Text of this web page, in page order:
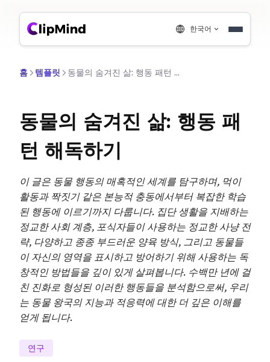
한국어
홈 템플릿 동물의 숨겨진 삶: 행동 패턴 해독하기
동물의 숨겨진 삶: 행동 패
턴 해독하기
이 글은 동물 행동의 매혹적인 세계를 탐구하며, 먹이
활동과 짝짓기 같은 본능적 충동에서부터 복잡한 학습
된 행동에 이르기까지 다룹니다. 집단 생활을 지배하는
정교한 사회 계층, 포식자들이 사용하는 정교한 사냥 전
략, 다양하고 종종 부드러운 양육 방식, 그리고 동물들
이 자신의 영역을 표시하고 방어하기 위해 사용하는 독
창적인 방법들을 깊이 있게 살펴봅니다. 수백만 년에 걸
친 진화로 형성된 이러한 행동들을 분석함으로써, 우리
는 동물 왕국의 지능과 적응력에 대한 더 깊은 이해를
얻게 됩니다.
연구